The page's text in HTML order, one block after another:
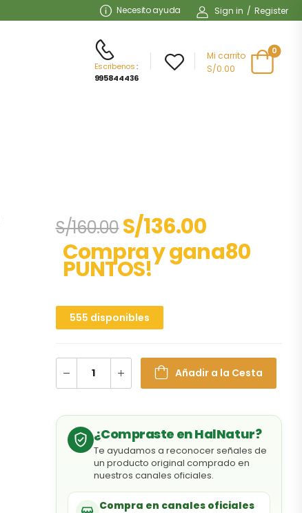
Necesito ayuda Sign in / Register
Escribenos:
995844436
Mi carrito
S/0.00
0
S/160.00S/136.00
Compra y gana80
PUNTOS!
555 disponibles
Añadir a la Cesta
¿Compraste en HalNatur?
Te ayudamos a reconocer señales de
un producto original comprado en
nuestros canales oficiales.
Compra en canales oficiales